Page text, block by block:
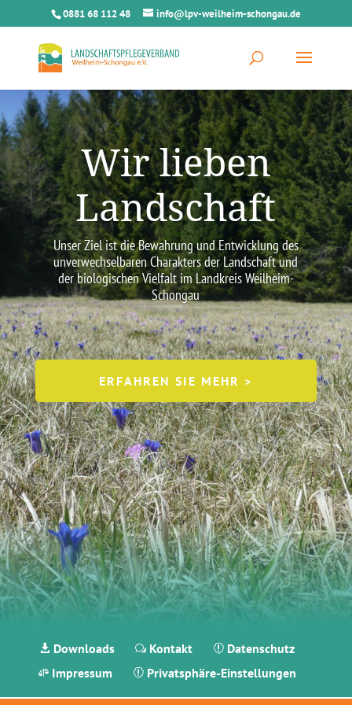
0881 68 112 48 info@lpv-weilheim-schongau.de
Wir lieben
Landschaft
Unser Ziel ist die Bewahrung und Entwicklung des
unverwechselbaren Charakters der Landschaft und
der biologischen Vielfalt im Landkreis Weilheim-
Schongau
ERFAHREN SIE MEHR >
 Downloads w Kontakt  Datenschutz
 Impressum  Privatsphäre-Einstellungen